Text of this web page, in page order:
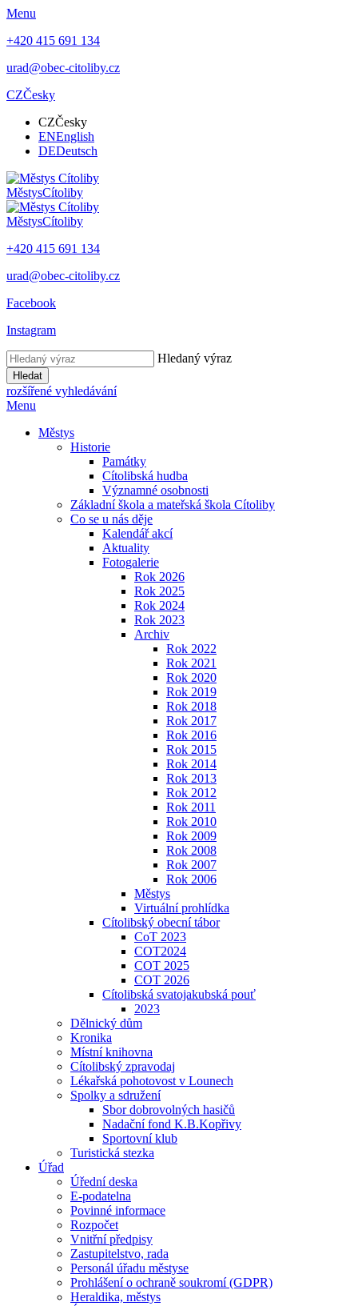
Menu
+420 415 691 134
urad@obec-citoliby.cz
CZČesky
CZČesky
ENEnglish
DEDeutsch
MěstysCítoliby
MěstysCítoliby
+420 415 691 134
urad@obec-citoliby.cz
Facebook
Instagram
Hledaný výraz
Hledat
rozšířené vyhledávání
Menu
Městys
Historie
Památky
Cítolibská hudba
Významné osobnosti
Základní škola a mateřská škola Cítoliby
Co se u nás děje
Kalendář akcí
Aktuality
Fotogalerie
Rok 2026
Rok 2025
Rok 2024
Rok 2023
Archiv
Rok 2022
Rok 2021
Rok 2020
Rok 2019
Rok 2018
Rok 2017
Rok 2016
Rok 2015
Rok 2014
Rok 2013
Rok 2012
Rok 2011
Rok 2010
Rok 2009
Rok 2008
Rok 2007
Rok 2006
Městys
Virtuální prohlídka
Cítolibský obecní tábor
CoT 2023
COT2024
COT 2025
COT 2026
Cítolibská svatojakubská pouť
2023
Dělnický dům
Kronika
Místní knihovna
Cítolibský zpravodaj
Lékařská pohotovost v Lounech
Spolky a sdružení
Sbor dobrovolných hasičů
Nadační fond K.B.Kopřivy
Sportovní klub
Turistická stezka
Úřad
Úřední deska
E-podatelna
Povinné informace
Rozpočet
Vnitřní předpisy
Zastupitelstvo, rada
Personál úřadu městyse
Prohlášení o ochraně soukromí (GDPR)
Heraldika, městys